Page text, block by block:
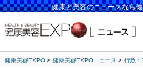
健康と美容のニュースなら
健康美容EXPO 健康美容EXPOニュース 行政：